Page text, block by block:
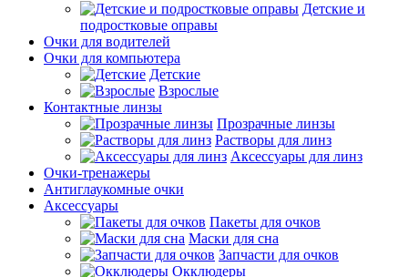
Детские и
подростковые оправы
Очки для водителей
Очки для компьютера
Детские
Взрослые
Контактные линзы
Прозрачные линзы
Растворы для линз
Аксессуары для линз
Очки-тренажеры
Антиглаукомные очки
Аксессуары
Пакеты для очков
Маски для сна
Запчасти для очков
Окклюдеры